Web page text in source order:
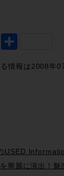
Email
情報は2008年
USED
華麗に演出！